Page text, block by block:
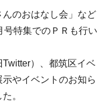
のおはなし会」など
特集でのＰＲも行い
）、都筑区イベ
やイベントのお知ら
。